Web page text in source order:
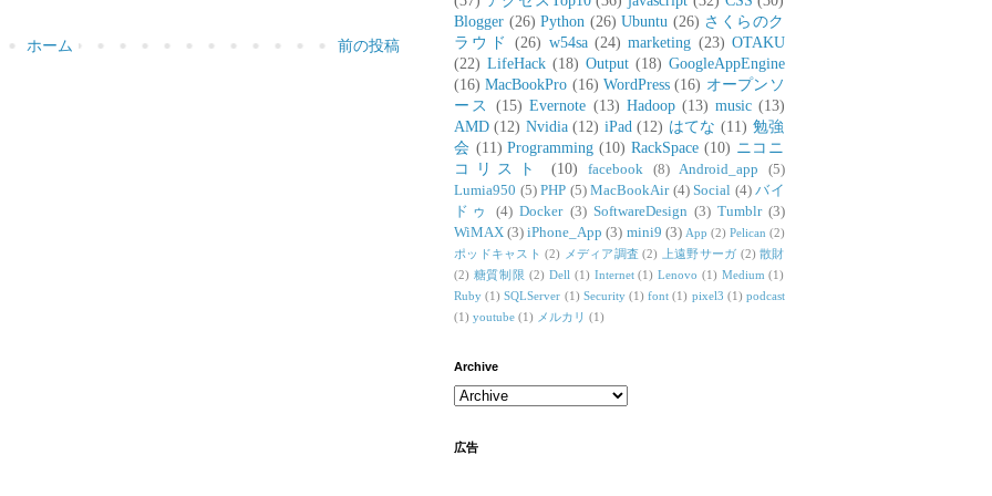
前の投稿
ホーム
Blogger (26) Python (26) Ubuntu (26) さくらのク
ラウド
(26) w54sa (24) marketing (23) OTAKU
(22) LifeHack (18) Output (18) GoogleAppEngine
(16) MacBookPro (16) WordPress (16) オープンソ
ース
(15) Evernote (13) Hadoop (13) music (13)
AMD (12) Nvidia (12) iPad (12) はてな (11) 勉強
会 (11) Programming (10) RackSpace (10) ニコニ
コリスト
(10) facebook (8) Android_app
(5)
Lumia950 (5) PHP (5) MacBookAir (4) Social (4) バイ
ドゥ
(4) Docker (3) SoftwareDesign (3) Tumblr (3)
WiMAX (3) iPhone_App (3) mini9 (3) App (2) Pelican (2)
ポッドキャスト (2) メディア調査 (2) 上遠野サーガ (2) 散財
(2) 糖質制限 (2) Dell (1) Internet (1) Lenovo (1) Medium (1)
Ruby (1) SQLServer (1) Security (1) font (1) pixel3 (1) podcast
(1) youtube (1) メルカリ (1)
Archive
広告